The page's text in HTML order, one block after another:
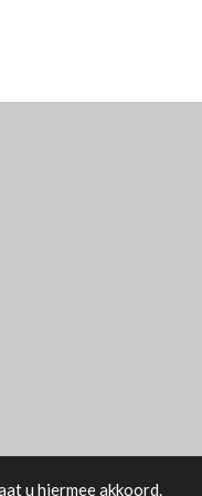
u hiermee akkoord.